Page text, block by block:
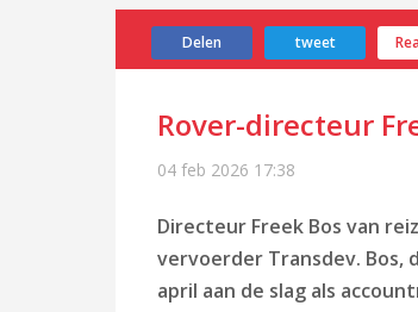
Delen tweet
Rover-directeur
04 feb 2026 17:38
Directeur Freek Bos van
vervoerder Transdev. Bos,
april aan de slag als